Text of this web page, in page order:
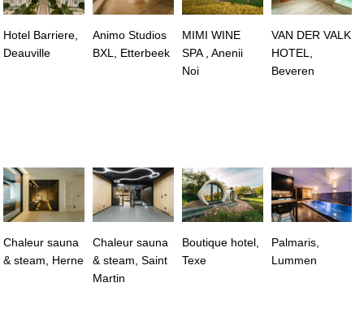
Hotel Barriere,
Deauville
Animo Studios
BXL, Etterbeek
MIMI WINE
SPA , Anenii
Noi
VAN DER VALK
HOTEL,
Beveren
Chaleur sauna
& steam, Herne
Chaleur sauna
& steam, Saint
Martin
Boutique hotel,
Texe
Palmaris,
Lummen